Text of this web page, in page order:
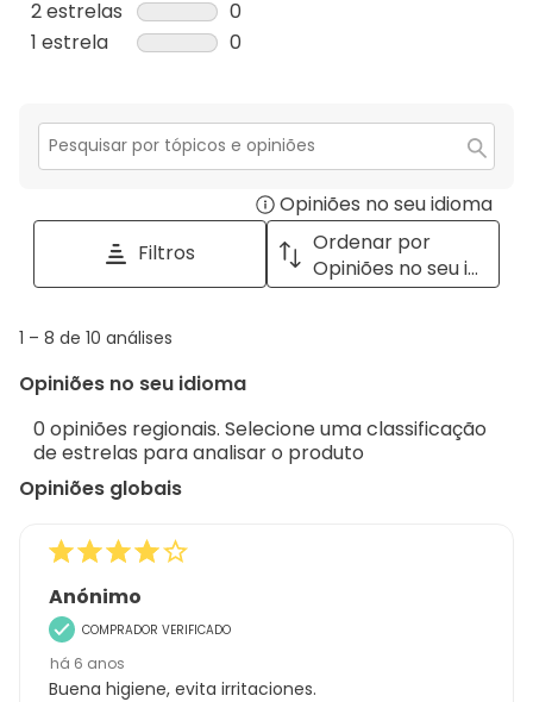
5
análises
com
1
análise
estrelas.
2 estrelas estrelas
0
0
2
estrelas.
1 estrela estrelas
0
com
1
Secção
Opiniões no seu idioma
a
with
Filtros
Ordenar por
Opiniões no seu idioma
1
8
10
análises
1 – 8 de 10 análises
Opiniões no seu idioma
0 opiniões regionais. Selecione uma classificação
de estrelas para analisar o produto
Opiniões globais
Anónimo
COMPRADOR VERIFICADO
há 6 anos
Buena higiene, evita irritaciones.